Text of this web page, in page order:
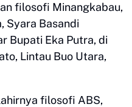
filosofi Minangkabau,
Syara Basandi
Bupati Eka Putra, di
Lintau Buo Utara,
filosofi ABS,